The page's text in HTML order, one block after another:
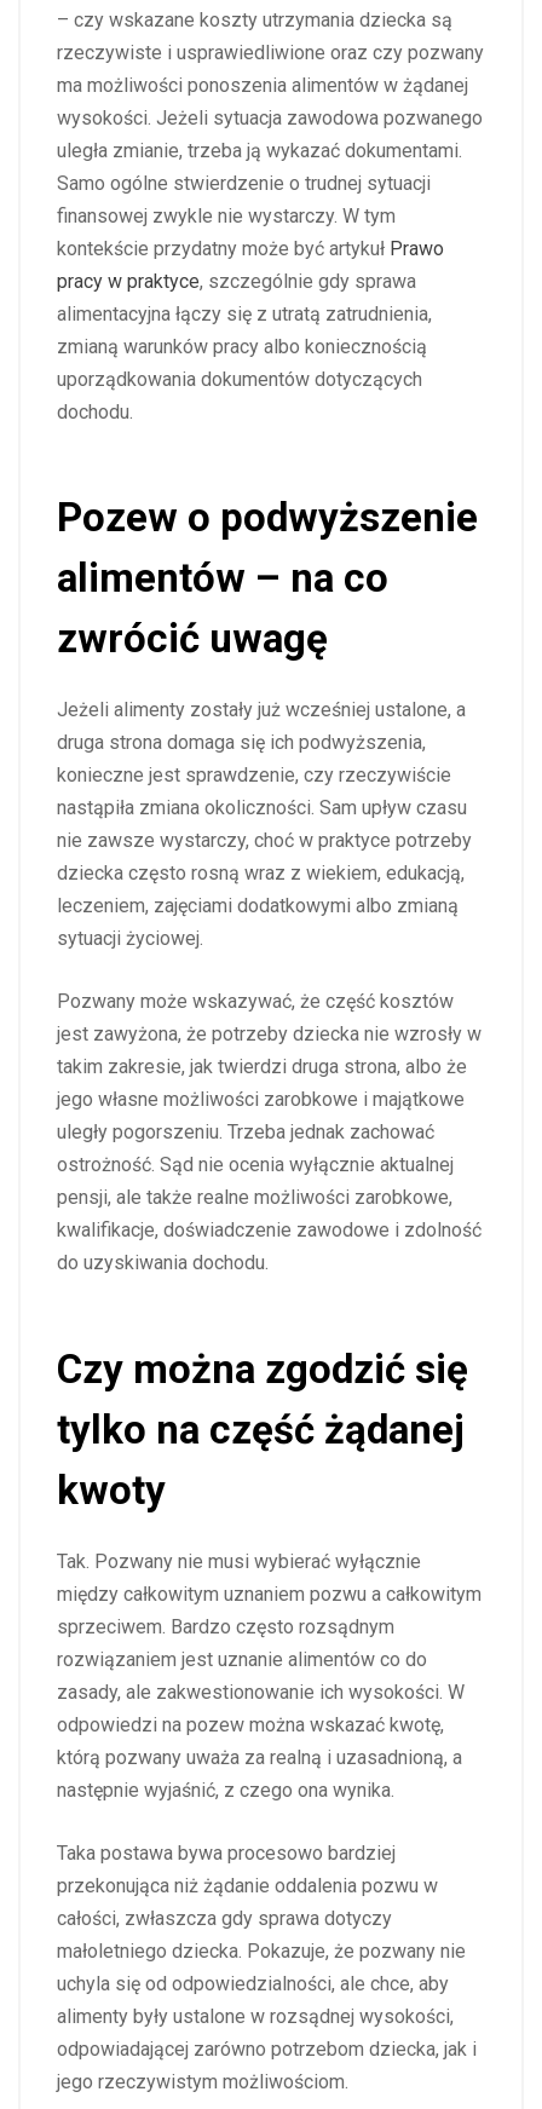
– czy wskazane koszty utrzymania dziecka są
rzeczywiste i usprawiedliwione oraz czy pozwany
ma możliwości ponoszenia alimentów w żądanej
wysokości. Jeżeli sytuacja zawodowa pozwanego
uległa zmianie, trzeba ją wykazać dokumentami.
Samo ogólne stwierdzenie o trudnej sytuacji
finansowej zwykle nie wystarczy. W tym
kontekście przydatny może być artykuł Prawo
pracy w praktyce, szczególnie gdy sprawa
alimentacyjna łączy się z utratą zatrudnienia,
zmianą warunków pracy albo koniecznością
uporządkowania dokumentów dotyczących
dochodu.
Pozew o podwyższenie
alimentów – na co
zwrócić uwagę
Jeżeli alimenty zostały już wcześniej ustalone, a
druga strona domaga się ich podwyższenia,
konieczne jest sprawdzenie, czy rzeczywiście
nastąpiła zmiana okoliczności. Sam upływ czasu
nie zawsze wystarczy, choć w praktyce potrzeby
dziecka często rosną wraz z wiekiem, edukacją,
leczeniem, zajęciami dodatkowymi albo zmianą
sytuacji życiowej.
Pozwany może wskazywać, że część kosztów
jest zawyżona, że potrzeby dziecka nie wzrosły w
takim zakresie, jak twierdzi druga strona, albo że
jego własne możliwości zarobkowe i majątkowe
uległy pogorszeniu. Trzeba jednak zachować
ostrożność. Sąd nie ocenia wyłącznie aktualnej
pensji, ale także realne możliwości zarobkowe,
kwalifikacje, doświadczenie zawodowe i zdolność
do uzyskiwania dochodu.
Czy można zgodzić się
tylko na część żądanej
kwoty
Tak. Pozwany nie musi wybierać wyłącznie
między całkowitym uznaniem pozwu a całkowitym
sprzeciwem. Bardzo często rozsądnym
rozwiązaniem jest uznanie alimentów co do
zasady, ale zakwestionowanie ich wysokości. W
odpowiedzi na pozew można wskazać kwotę,
którą pozwany uważa za realną i uzasadnioną, a
następnie wyjaśnić, z czego ona wynika.
Taka postawa bywa procesowo bardziej
przekonująca niż żądanie oddalenia pozwu w
całości, zwłaszcza gdy sprawa dotyczy
małoletniego dziecka. Pokazuje, że pozwany nie
uchyla się od odpowiedzialności, ale chce, aby
alimenty były ustalone w rozsądnej wysokości,
odpowiadającej zarówno potrzebom dziecka, jak i
jego rzeczywistym możliwościom.